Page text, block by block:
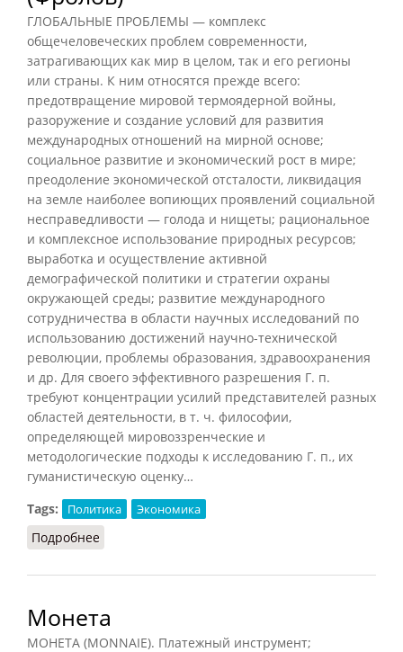
ГЛОБАЛЬНЫЕ ПРОБЛЕМЫ — комплекс
общечеловеческих проблем современности,
затрагивающих как мир в целом, так и его регионы
или страны. К ним относятся прежде всего:
предотвращение мировой термоядерной войны,
разоружение и создание условий для развития
международных отношений на мирной основе;
социальное развитие и экономический рост в мире;
преодоление экономической отсталости, ликвидация
на земле наиболее вопиющих проявлений социальной
несправедливости — голода и нищеты; рациональное
и комплексное использование природных ресурсов;
выработка и осуществление активной
демографической политики и стратегии охраны
окружающей среды; развитие международного
сотрудничества в области научных исследований по
использованию достижений научно-технической
революции, проблемы образования, здравоохранения
и др. Для своего эффективного разрешения Г. п.
требуют концентрации усилий представителей разных
областей деятельности, в т. ч. философии,
определяющей мировоззренческие и
методологические подходы к исследованию Г. п., их
гуманистическую оценку…
Tags:
Политика Экономика
Подробнее
Монета
МОНЕТА (MONNAIE). Платежный инструмент;